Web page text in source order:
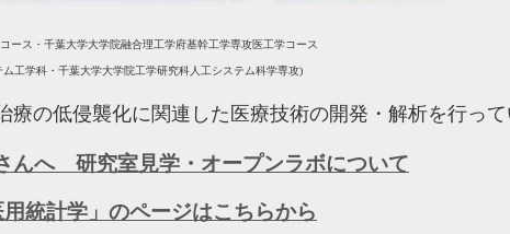
ース・千葉大学大学院融合理工学府基幹工学専攻医工学コース
工学科・千葉大学大学院工学研究科人工システム科学専攻)
療の低侵襲化に関連した医療技術の開発・解析を行って
んへ 研究室見学・オープンラボについて
統計学」のページはこちらから